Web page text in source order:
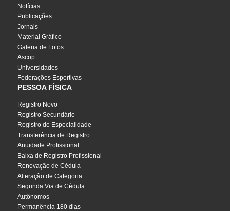
Notícias
Publicações
Jornais
Material Gráfico
Galeria de Fotos
Ascop
Universidades
Federações Esportivas
PESSOA FÍSICA
Registro Novo
Registro Secundário
Registro de Especialidade
Transferência de Registro
Anuidade Profissional
Baixa de Registro Profissional
Renovação de Cédula
Alteração de Categoria
Segunda Via de Cédula
Autônomos
Permanência 180 dias